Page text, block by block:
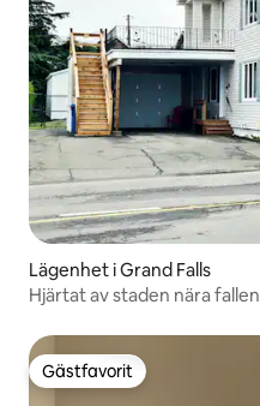
Lägenhet i Grand Falls
Hjärtat av staden nära fallen
Gästfavorit
Gästfavorit